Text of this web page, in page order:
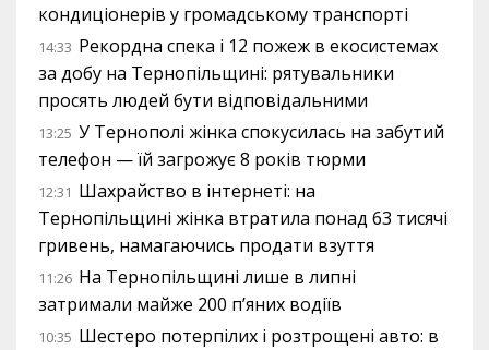
кондиціонерів у громадському транспорті
14:33 Рекордна спека і 12 пожеж в екосистемах
за добу на Тернопільщині: рятувальники
просять людей бути відповідальними
13:25 У Тернополі жінка спокусилась на забутий
телефон — їй загрожує 8 років тюрми
12:31 Шахрайство в інтернеті: на
Тернопільщині жінка втратила понад 63 тисячі
гривень, намагаючись продати взуття
11:26 На Тернопільщині лише в липні
затримали майже 200 п’яних водіїв
10:35 Шестеро потерпілих і розтрощені авто: в